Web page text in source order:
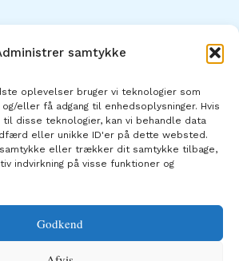
samtykke
oplevelser bruger vi teknologier som
eller få adgang til enhedsoplysninger. Hvis
til disse teknologier, kan vi behandle data
eller unikke ID'er på dette websted.
eller trækker dit samtykke tilbage,
indvirkning på visse funktioner og
Godkend
Atuarfik pillugu
Immikkoortortat
malittarisassat
Saaffissaq